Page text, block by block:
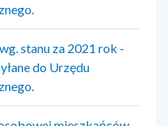
stanu za 2021 rok -
do Urzędu